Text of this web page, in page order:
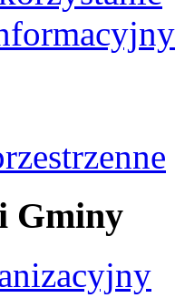
Gminy